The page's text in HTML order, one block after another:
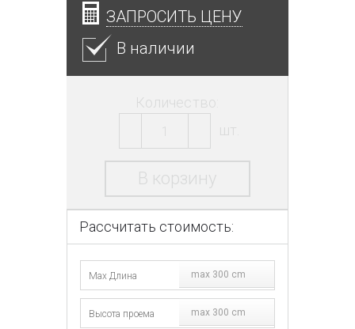
ЗАПРОСИТЬ ЦЕНУ
В наличии
Количество:
шт.
В корзину
Рассчитать стоимость:
max 300 cm
max 300 cm